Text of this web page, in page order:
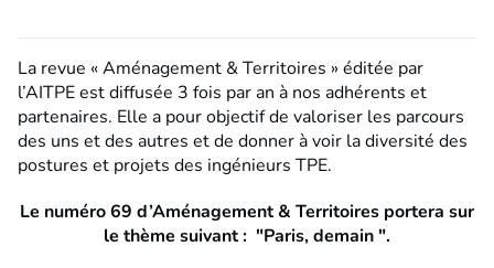
La revue « Aménagement & Territoires » éditée par
l’AITPE est diffusée 3 fois par an à nos adhérents et
partenaires. Elle a pour objectif de valoriser les parcours
des uns et des autres et de donner à voir la diversité des
postures et projets des ingénieurs TPE.
Le numéro 69 d’Aménagement & Territoires portera sur
le thème suivant : "Paris, demain ".